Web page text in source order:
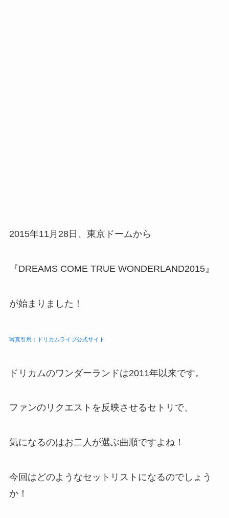
2015年11月28日、東京ドームから
『DREAMS COME TRUE WONDERLAND2015』
が始まりました！
写真引用：ドリカムライブ公式サイト
ドリカムのワンダーランドは2011年以来です。
ファンのリクエストを反映させるセトリで、
気になるのはお二人が選ぶ曲順ですよね！
今回はどのようなセットリストになるのでしょう
か！